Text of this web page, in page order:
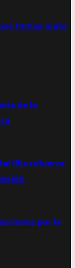
toman mate
de la
Illia refuerza
por la